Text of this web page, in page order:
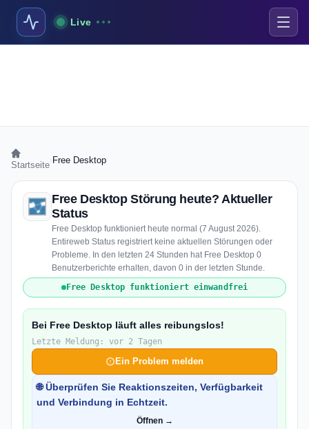
Live
Startseite Free Desktop
Free Desktop Störung heute? Aktueller
Status
Free Desktop funktioniert heute normal (7 August 2026).
Entireweb Status registriert keine aktuellen Störungen oder
Probleme. In den letzten 24 Stunden hat Free Desktop 0
Benutzerberichte erhalten, davon 0 in der letzten Stunde.
Free Desktop funktioniert einwandfrei
Bei Free Desktop läuft alles reibungslos!
Letzte Meldung: vor 2 Tagen
Ein Problem melden
🌐 Überprüfen Sie Reaktionszeiten, Verfügbarkeit
und Verbindung in Echtzeit.
Öffnen →